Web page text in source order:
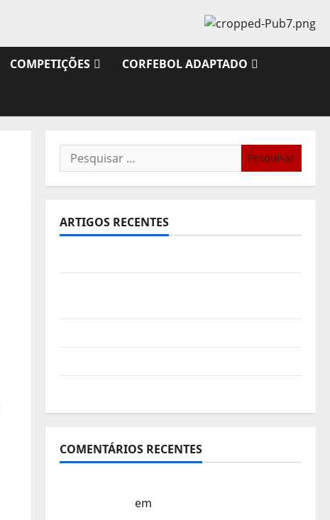
COMPETIÇÕES CORFEBOL ADAPTADO
Pesquisar
por:
ARTIGOS RECENTES
COMENTÁRIOS RECENTES
em